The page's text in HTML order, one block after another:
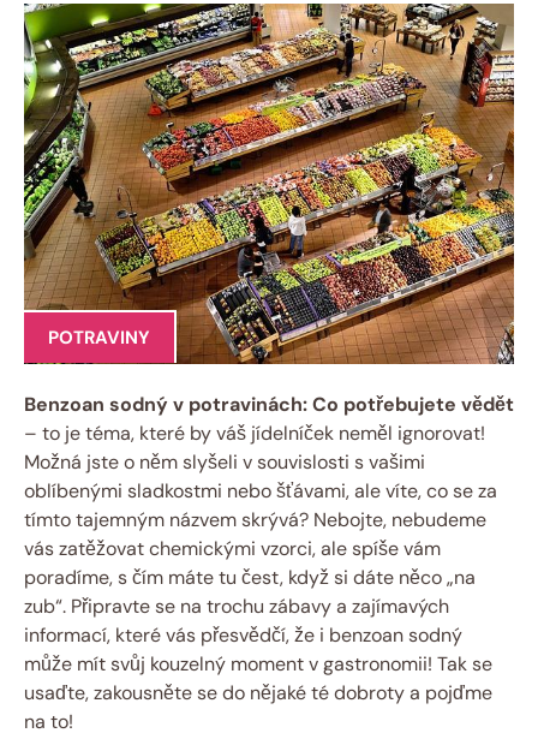
POTRAVINY
Benzoan sodný v potravinách: Co potřebujete vědět
– to je téma, které by váš jídelníček neměl ignorovat!
Možná jste o něm slyšeli v souvislosti s vašimi
oblíbenými sladkostmi nebo šťávami, ale víte, co se za
tímto tajemným názvem skrývá? Nebojte, nebudeme
vás zatěžovat chemickými vzorci, ale spíše vám
poradíme, s čím máte tu čest, když si dáte něco „na
zub“. Připravte se na trochu zábavy a zajímavých
informací, které vás přesvědčí, že i benzoan sodný
může mít svůj kouzelný moment v gastronomii! Tak se
usaďte, zakousněte se do nějaké té dobroty a pojďme
na to!